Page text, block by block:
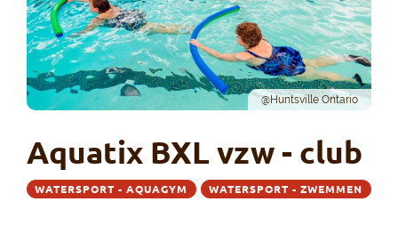
@Huntsville Ontario
Aquatix BXL vzw - club
WATERSPORT - AQUAGYM WATERSPORT - ZWEMMEN